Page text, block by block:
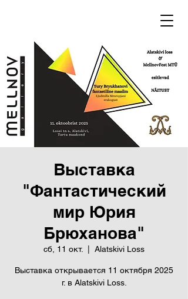
Выставка
"Фантастический
мир Юрия
Брюханова"
сб, 11 окт. Alatskivi Loss
Выставка открывается 11 октября 2025
г. в Alatskivi Loss.